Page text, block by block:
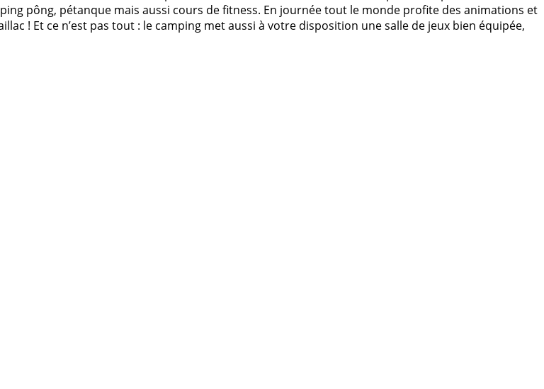
pông, pétanque mais aussi cours de fitness. En journée tout le monde profite des animations et
! Et ce n’est pas tout : le camping met aussi à votre disposition une salle de jeux bien équipée,